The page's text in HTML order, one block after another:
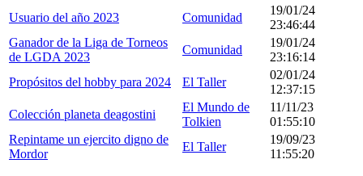
Usuario del año 2023
Comunidad
19/01/24
23:46:44
Ganador de la Liga de Torneos
de LGDA 2023
Comunidad
19/01/24
23:16:14
Propósitos del hobby para 2024
El Taller
02/01/24
12:37:15
Colección planeta deagostini
El Mundo de
Tolkien
11/11/23
01:55:10
Repintame un ejercito digno de
Mordor
El Taller
19/09/23
11:55:20